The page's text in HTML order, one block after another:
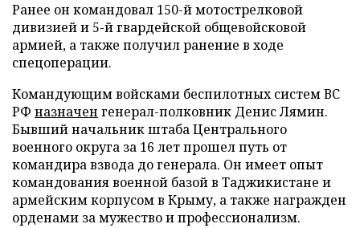
Ранее он командовал 150-й мотострелковой
дивизией и 5-й гвардейской общевойсковой
армией, а также получил ранение в ходе
спецоперации.
Командующим войсками беспилотных систем ВС
РФ назначен генерал-полковник Денис Лямин.
Бывший начальник штаба Центрального
военного округа за 16 лет прошел путь от
командира взвода до генерала. Он имеет опыт
командования военной базой в Таджикистане и
армейским корпусом в Крыму, а также награжден
орденами за мужество и профессионализм.